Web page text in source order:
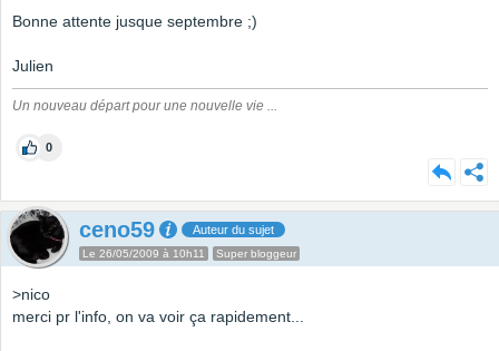
Bonne attente jusque septembre ;)
Julien
Un nouveau départ pour une nouvelle vie ...
0
ceno59 Auteur du sujet
Le 26/05/2009 à 10h11 Super bloggeur
>nico
merci pr l'info, on va voir ça rapidement...